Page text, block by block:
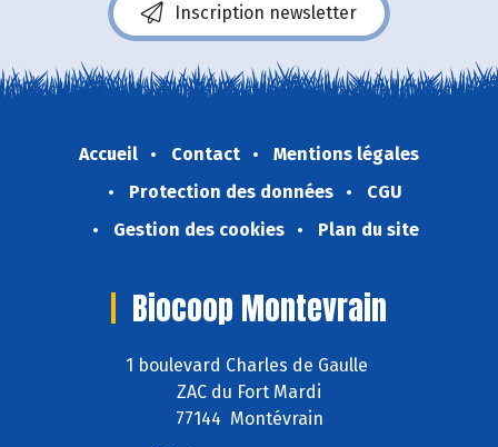
Inscription newsletter
Accueil Contact
Mentions légales
Protection des données
CGU
Gestion des cookies
Plan du site
Biocoop Montevrain
1 boulevard Charles de Gaulle
ZAC du Fort Mardi
77144 Montévrain